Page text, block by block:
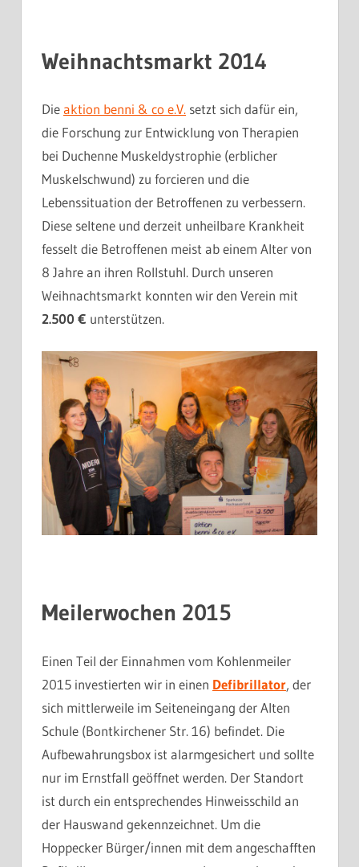
Weihnachtsmarkt 2014
Dieaktion benni & co e.V. setzt sich dafür ein,
die Forschung zur Entwicklung von Therapien
bei Duchenne Muskeldystrophie (erblicher
Muskelschwund) zu forcieren und die
Lebenssituation der Betroffenen zu verbessern.
Diese seltene und derzeit unheilbare Krankheit
fesselt die Betroffenen meist ab einem Alter von
8 Jahre an ihren Rollstuhl. Durch unseren
Weihnachtsmarkt konnten wir den Verein mit
2.500 € unterstützen.
Meilerwochen 2015
Einen Teil der Einnahmen vom Kohlenmeiler
2015 investierten wir in einen Defibrillator, der
sich mittlerweile im Seiteneingang der Alten
Schule (Bontkirchener Str. 16) befindet. Die
Aufbewahrungsbox ist alarmgesichert und sollte
nur im Ernstfall geöffnet werden. Der Standort
ist durch ein entsprechendes Hinweisschild an
der Hauswand gekennzeichnet. Um die
Hoppecker Bürger/innen mit dem angeschafften